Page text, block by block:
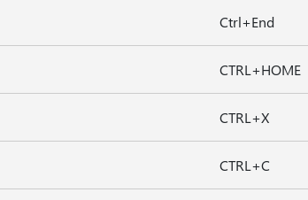
Ctrl+End
CTRL+HOME
CTRL+X
CTRL+C